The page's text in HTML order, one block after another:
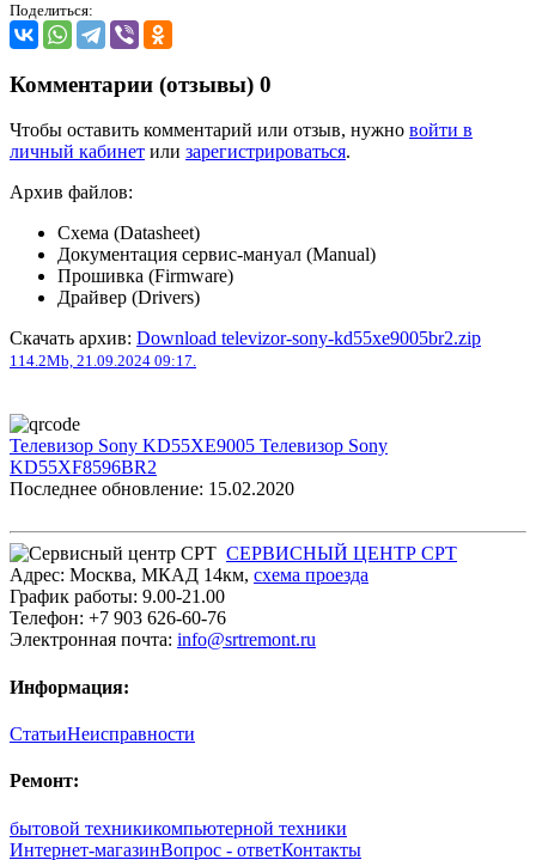
Поделиться:
Комментарии (отзывы) 0
Чтобы оставить комментарий или отзыв, нужно войти в
личный кабинет или зарегистрироваться.
Архив файлов:
Схема (Datasheet)
Документация сервис-мануал (Manual)
Прошивка (Firmware)
Драйвер (Drivers)
Скачать архив: Download televizor-sony-kd55xe9005br2.zip
114.2Mb, 21.09.2024 09:17.
Телевизор Sony KD55XE9005 Телевизор Sony
KD55XF8596BR2
Последнее обновление: 15.02.2020
СЕРВИСНЫЙ ЦЕНТР СРТ
Адрес: Москва, МКАД 14км, cхема проезда
График работы: 9.00-21.00
Телефон: +7 903 626-60-76
Электронная почта: info@srtremont.ru
Информация:
СтатьиНеисправности
Ремонт:
бытовой техникикомпьютерной техники
Интернет-магазинВопрос - ответКонтакты